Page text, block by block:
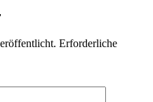
Erforderliche